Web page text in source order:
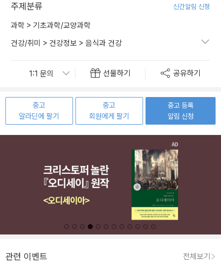
주제분류 신간알림 신청
과학 > 기초과학/교양과학
건강/취미 > 건강정보 > 음식과 건강
선물하기 공유하기
중고
알라딘에 팔기
중고
회원에게 팔기
중고 등록
알림 신청
관련 이벤트 전체보기